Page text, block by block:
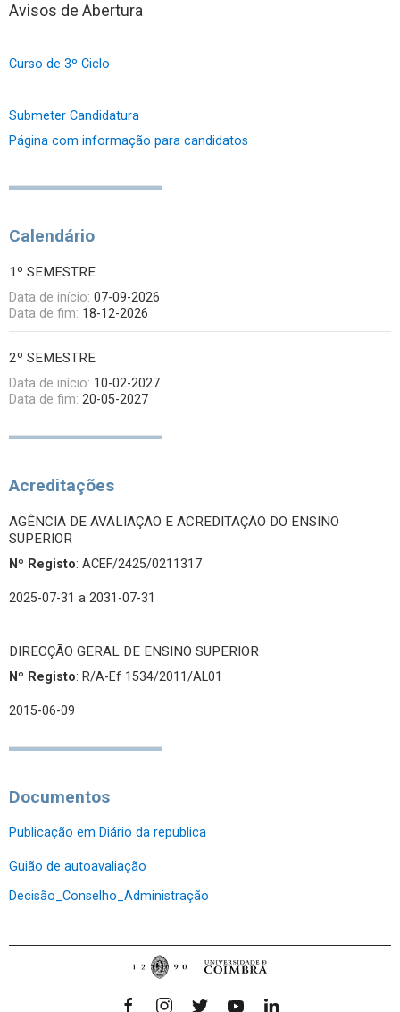
Avisos de Abertura
Curso de 3º Ciclo
Submeter Candidatura
Página com informação para candidatos
Calendário
1º SEMESTRE
Data de início: 07-09-2026
Data de fim: 18-12-2026
2º SEMESTRE
Data de início: 10-02-2027
Data de fim: 20-05-2027
Acreditações
AGÊNCIA DE AVALIAÇÃO E ACREDITAÇÃO DO ENSINO
SUPERIOR
Nº Registo: ACEF/2425/0211317
2025-07-31 a 2031-07-31
DIRECÇÃO GERAL DE ENSINO SUPERIOR
Nº Registo: R/A-Ef 1534/2011/AL01
2015-06-09
Documentos
Publicação em Diário da republica
Guião de autoavaliação
Decisão_Conselho_Administração